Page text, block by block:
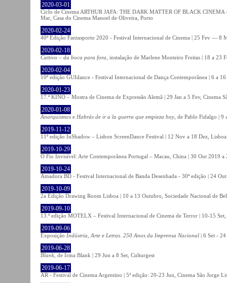
2020-03-01
Ciclo de Cinema ARTHUR JAFA: THE DARK MATTER OF BLACK
Mar, Casa do Cinema Manoel de Oliveira, Porto
2020-02-24
40ª Edição Fantasporto 2020 - Festival Internacional de Cinema | 25 Fev — 8
2020-02-18
Cattivo – da boca para fora , instalação de Marlene Monteiro Freitas | 18 a
2020-02-04
10ª edição GUIdance - Festival Internacional de Dança Contemporânea | 6 a
2020-01-23
17.ª KINO – Mostra de Cinema de Expressão Alemã | 29 Jan a 5 Fev, Cinema
2020-01-08
Anarquismos e Habrás de ir a la guerra que empieza hoy , de Pablo Fidalgo |
2019-11-12
11ª edição InShadow – Lisbon ScreenDance Festival | 12 Nov a 18 Dez, Lisboa
2019-10-29
O Fio Invisível: Arte Contemporânea Portugal – Macau, China | 30 Out 2019
2019-10-24
Amadora BD - Festival Internacional de Banda Desenhada - 30ª edição | 24
2019-10-09
2a Edição Drawing Room Lisboa | 10 a 13 Outubro, Sociedade Nacional de
2019-09-10
13.ª edição MOTELX – Festival Internacional de Cinema de Terror | 10-15
2019-09-06
Exposição Indústria, Arte e Letras. 250 Anos da Imprensa Nacional | 6 Set -
2019-06-28
Blank , de Irma Blank | 29 Jun a 8 Set, Culturgest
2019-06-17
AR - Festival de Cinema Argentino | 5ª edição: 20-23 Jun, Cinema São Jorge